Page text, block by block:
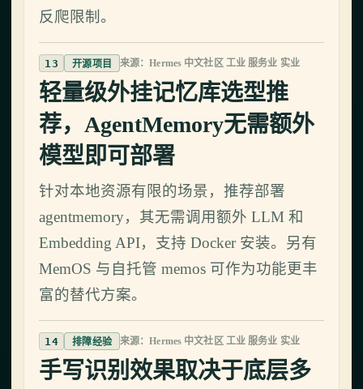
反爬限制。
13 开源项目 来源：Hermes 中文社区 工业 服务业 实业
轻量级外挂记忆库选型推
荐，AgentMemory无需额外
模型即可部署
针对本地资源有限的场景，推荐部署
agentmemory，其无需调用额外 LLM 和
Embedding API，支持 Docker 安装。另有
MemOS 与自托管 memos 可作为功能更丰
富的替代方案。
14 排障经验 来源：Hermes 中文社区 工业 服务业 实业
手写识别效果取决于底层多